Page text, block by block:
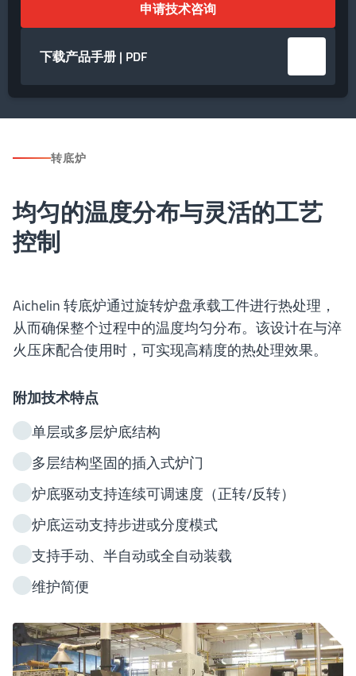
申请技术咨询
下载产品手册 | PDF
转底炉
均匀的温度分布与灵活的工艺
控制
Aichelin 转底炉通过旋转炉盘承载工件进行热处理，
从而确保整个过程中的温度均匀分布。该设计在与淬
火压床配合使用时，可实现高精度的热处理效果。
附加技术特点
单层或多层炉底结构
多层结构坚固的插入式炉门
炉底驱动支持连续可调速度（正转/反转）
炉底运动支持步进或分度模式
支持手动、半自动或全自动装载
维护简便